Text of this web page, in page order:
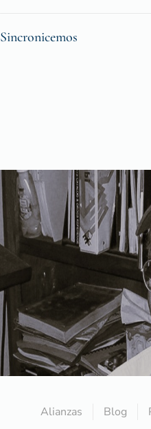
Sincronicemos
Alianzas Blog